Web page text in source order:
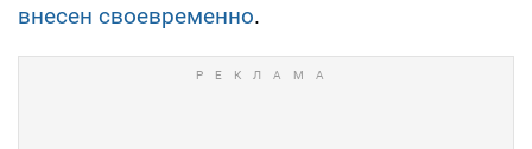
внесен своевременно.